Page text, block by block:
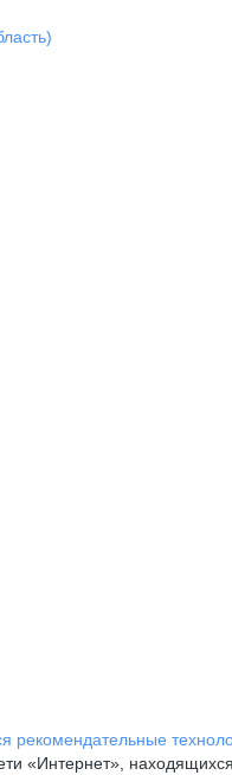
рекомендательные
«Интернет»,